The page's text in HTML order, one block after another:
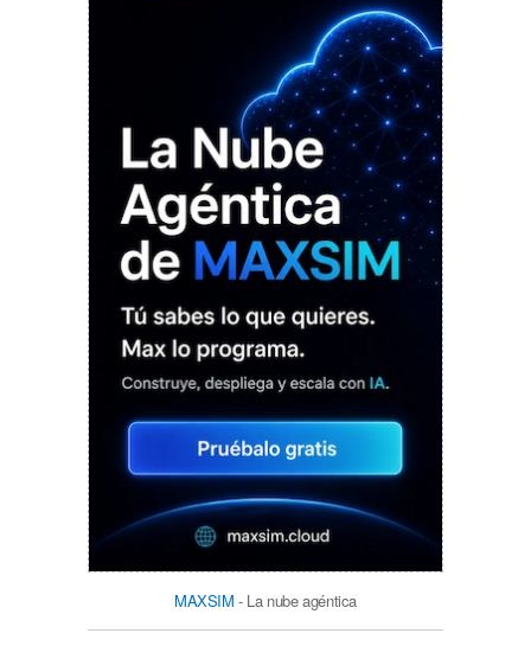
MAXSIM - La nube agéntica